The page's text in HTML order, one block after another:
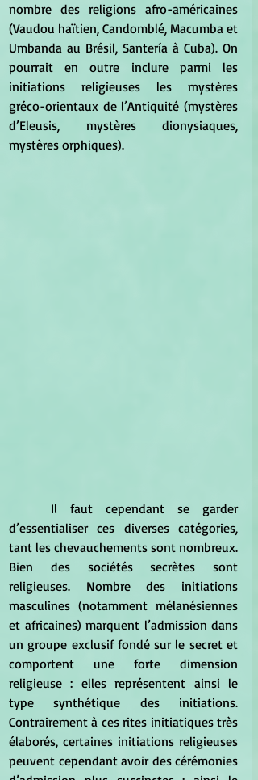
nombre des religions afro-américaines
(Vaudou haïtien, Candomblé, Macumba et
Umbanda au Brésil, Santería à Cuba). On
pourrait en outre inclure parmi les
initiations religieuses les mystères
gréco-orientaux de l’Antiquité (mystères
d’Eleusis, mystères dionysiaques,
mystères orphiques).
d’essentialiser ces diverses catégories,
tant les chevauchements sont nombreux.
Bien des sociétés secrètes sont
religieuses. Nombre des initiations
masculines (notamment mélanésiennes
et africaines) marquent l’admission dans
un groupe exclusif fondé sur le secret et
comportent une forte dimension
religieuse : elles représentent ainsi le
type synthétique des initiations.
Contrairement à ces rites initiatiques très
élaborés, certaines initiations religieuses
peuvent cependant avoir des cérémonies